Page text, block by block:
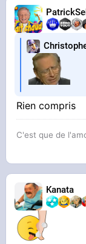
Rien compris
C'est que de
Kanata